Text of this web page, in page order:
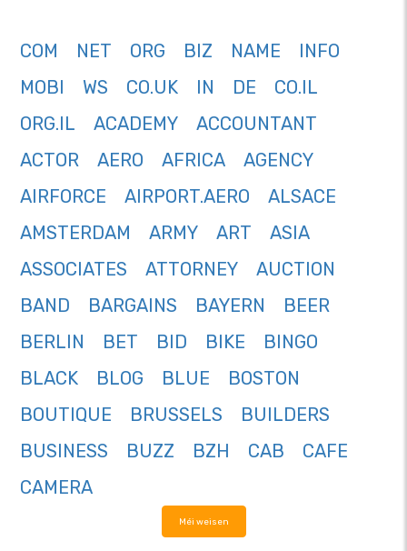
COM NET ORG BIZ NAME
INFO
MOBI
WS CO.UK IN DE
CO.IL
ORG.IL
ACADEMY
ACCOUNTANT
ACTOR
AERO AFRICA
AGENCY
AIRFORCE
AIRPORT.AERO
ALSACE
AMSTERDAM
ARMY ART
ASIA
ASSOCIATES
ATTORNEY
AUCTION
BAND
BARGAINS BAYERN
BEER
BERLIN
BET BID BIKE
BINGO
BLACK
BLOG BLUE
BOSTON
BOUTIQUE
BRUSSELS
BUILDERS
BUSINESS
BUZZ BZH CAB
CAFE
CAMERA
Méi weisen